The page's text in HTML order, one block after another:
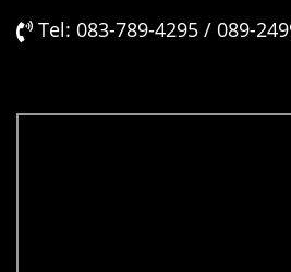
Tel: 083-789-4295 / 089-